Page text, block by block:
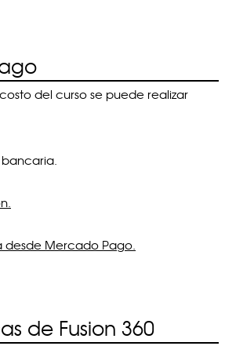
del curso se puede realizar
desde Mercado Pago.
de Fusion 360